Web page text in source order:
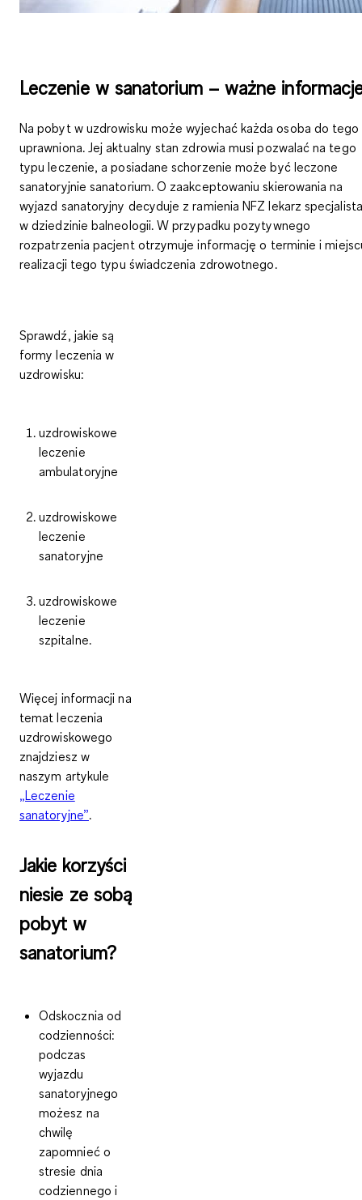
Leczenie w sanatorium – ważne
Na pobyt w uzdrowisku może wyjechać każda osoba do tego
uprawniona. Jej aktualny stan zdrowia musi pozwalać na tego
typu leczenie, a posiadane schorzenie może być leczone
sanatoryjnie sanatorium. O zaakceptowaniu skierowania na
wyjazd sanatoryjny decyduje z ramienia NFZ lekarz specjalista
w dziedzinie balneologii. W przypadku pozytywnego
rozpatrzenia pacjent otrzymuje informację o terminie i
realizacji tego typu świadczenia zdrowotnego.
Sprawdź, jakie są
formy leczenia w
uzdrowisku:
uzdrowiskowe
leczenie
ambulatoryjne
uzdrowiskowe
leczenie
sanatoryjne
uzdrowiskowe
leczenie
szpitalne.
Więcej informacji na
temat leczenia
uzdrowiskowego
znajdziesz w
naszym artykule
„Leczenie
sanatoryjne”.
Jakie korzyści
niesie ze sobą
pobyt w
sanatorium?
Odskocznia od
codzienności:
podczas
wyjazdu
sanatoryjnego
możesz na
chwilę
zapomnieć o
stresie dnia
codziennego i